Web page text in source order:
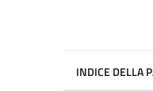
INDICE DELLA